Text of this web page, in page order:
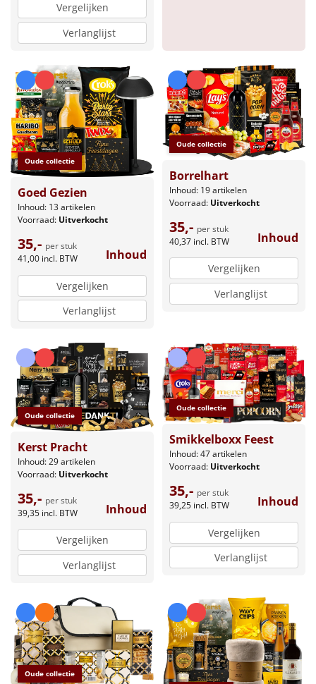
Cadeaubon
Alle overige
Vergelijken
Verlanglijst
Oude collectie
Goed Gezien
Inhoud: 13 artikelen
Voorraad: Uitverkocht
35,- per stuk
41,00 incl. BTW Inhoud
Vergelijken
Verlanglijst
Oude collectie
Borrelhart
Inhoud: 19 artikelen
Voorraad: Uitverkocht
35,- per stuk
40,37 incl. BTW Inhoud
Vergelijken
Verlanglijst
Oude collectie
Kerst Pracht
Inhoud: 29 artikelen
Voorraad: Uitverkocht
35,- per stuk
39,35 incl. BTW Inhoud
Vergelijken
Verlanglijst
Oude collectie
Smikkelboxx Feest
Inhoud: 47 artikelen
Voorraad: Uitverkocht
35,- per stuk
39,25 incl. BTW Inhoud
Vergelijken
Verlanglijst
Oude collectie